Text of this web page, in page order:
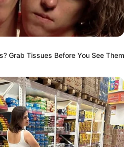
Grab Tissues Before You See Them